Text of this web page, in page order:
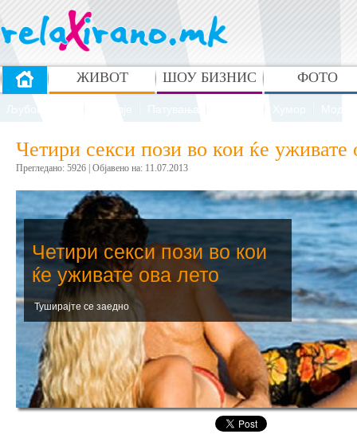
ЖИВОТ ШОУ БИЗНИС ФОТО
Четири секси пози во кои ќе уживате
Прегледано: 5926 | Oбјавено на: 11.07.2013
Четири секси пози во кои
ќе уживате ова лето
Туширајте се заедно